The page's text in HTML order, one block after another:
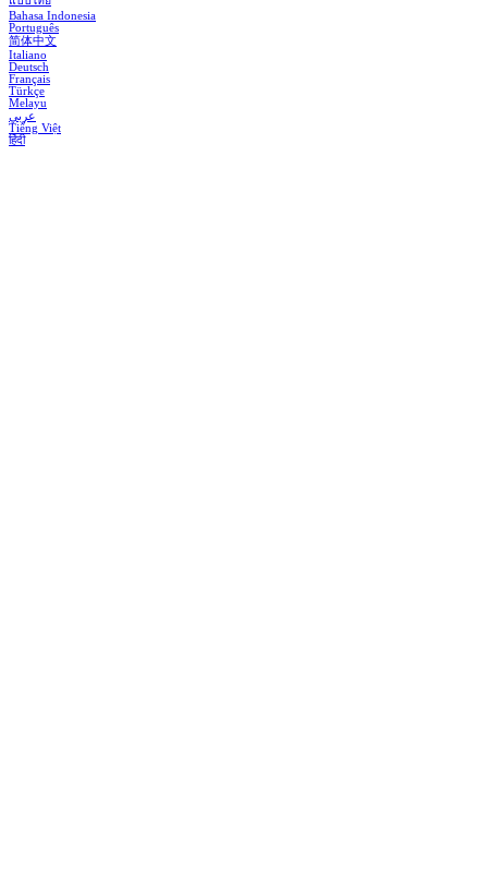
Bahasa Indonesia
Português
简体中文
Italiano
Deutsch
Français
Türkçe
Melayu
عربي
Tiếng Việt
हिंदी